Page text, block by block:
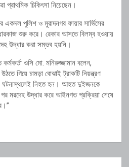
প্রাথমিক চিকিৎসা নিয়েছেন।
একদল পুলিশ ও মুরাদনগর ফায়ার সার্ভিসের
শুরু করে। রেকার আসতে বিলম্ব হওয়ায়
উদ্ধার করা সম্ভব হয়নি।
কর্মকর্তা ওসি মো. মনিরুজ্জামান বলেন,
গিয়ে চামড়া বোঝাই ট্রাকটি নিয়ন্ত্রণ
ঘটনাস্থলেই নিহত হন। আহত দুইজনকে
মরদেহ উদ্ধার করে আইনগত প্রক্রিয়া শেষে